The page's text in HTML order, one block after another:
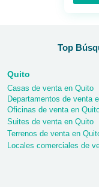
Top
Quito
Casas de venta en Quito
Departamentos de venta
Oficinas de venta en
Suites de venta en Quito
Terrenos de venta en
Locales comerciales de